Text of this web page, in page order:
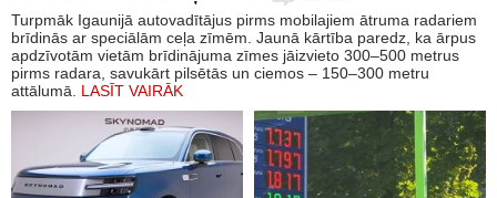
Turpmāk Igaunijā autovadītājus pirms mobilajiem ātruma radariem
brīdinās ar speciālām ceļa zīmēm. Jaunā kārtība paredz, ka ārpus
apdzīvotām vietām brīdinājuma zīmes jāizvieto 300–500 metrus
pirms radara, savukārt pilsētās un ciemos – 150–300 metru
attālumā. LASĪT VAIRĀK